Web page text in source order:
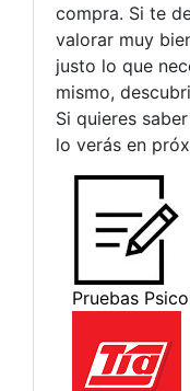
compra. Si te
valorar muy
justo lo que
mismo,
Si quieres
lo verás en